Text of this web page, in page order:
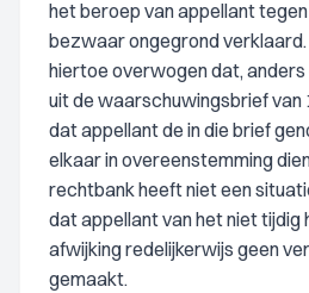
het beroep van appellant
bezwaar ongegrond
hiertoe overwogen dat,
uit de waarschuwingsbrief
dat appellant de in die brief
elkaar in overeenstemming
rechtbank heeft niet een
dat appellant van het niet tijdig
afwijking redelijkerwijs geen
gemaakt.